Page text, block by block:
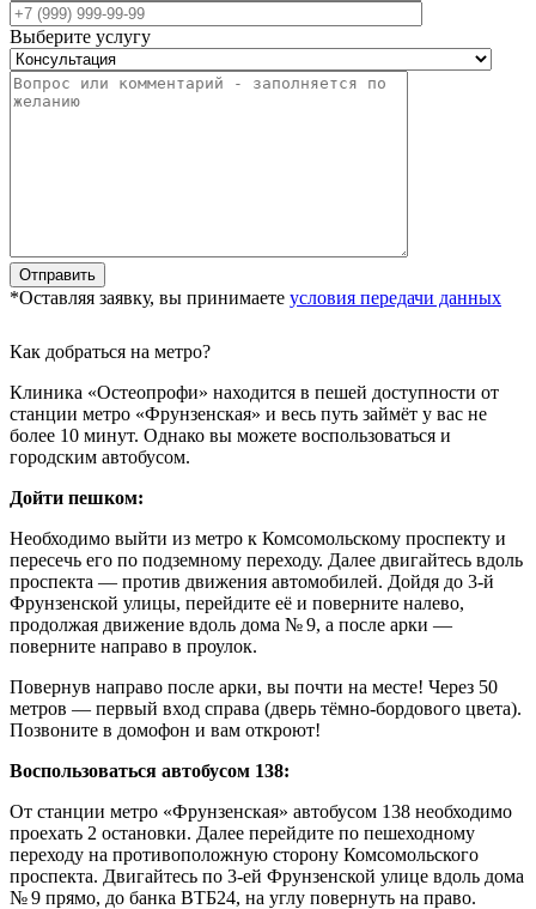
Выберите услугу
*Оставляя заявку, вы принимаете условия передачи данных
Как добраться на метро?
Клиника «Остеопрофи» находится в пешей доступности от
станции метро «Фрунзенская» и весь путь займёт у вас не
более 10 минут. Однако вы можете воспользоваться и
городским автобусом.
Дойти пешком:
Необходимо выйти из метро к Комсомольскому проспекту и
пересечь его по подземному переходу. Далее двигайтесь вдоль
проспекта — против движения автомобилей. Дойдя до 3-й
Фрунзенской улицы, перейдите её и поверните налево,
продолжая движение вдоль дома № 9, а после арки —
поверните направо в проулок.
Повернув направо после арки, вы почти на месте! Через 50
метров — первый вход справа (дверь тёмно-бордового цвета).
Позвоните в домофон и вам откроют!
Воспользоваться автобусом 138:
От станции метро «Фрунзенская» автобусом 138 необходимо
проехать 2 остановки. Далее перейдите по пешеходному
переходу на противоположную сторону Комсомольского
проспекта. Двигайтесь по 3-ей Фрунзенской улице вдоль дома
№ 9 прямо, до банка ВТБ24, на углу повернуть на право.